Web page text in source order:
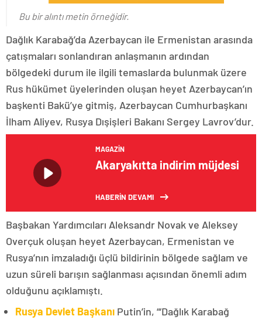
Bu bir alıntı metin örneğidir.
Dağlık Karabağ’da Azerbaycan ile Ermenistan arasında
çatışmaları sonlandıran anlaşmanın ardından
bölgedeki durum ile ilgili temaslarda bulunmak üzere
Rus hükümet üyelerinden oluşan heyet Azerbaycan’ın
başkenti Bakü’ye gitmiş, Azerbaycan Cumhurbaşkanı
İlham Aliyev, Rusya Dışişleri Bakanı Sergey Lavrov’dur.
MAGAZIN
Akaryakıtta indirim müjdesi
HABERİN DEVAMI
Başbakan Yardımcıları Aleksandr Novak ve Aleksey
Overçuk oluşan heyet Azerbaycan, Ermenistan ve
Rusya’nın imzaladığı üçlü bildirinin bölgede sağlam ve
uzun süreli barışın sağlanması açısından önemli adım
olduğunu açıklamıştı.
Rusya Devlet Başkanı Putin’in, “‘Dağlık Karabağ